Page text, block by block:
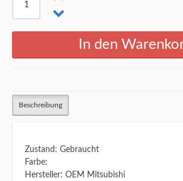
Beschreibung
Zustand: Gebraucht
Farbe:
Hersteller: OEM Mitsubishi